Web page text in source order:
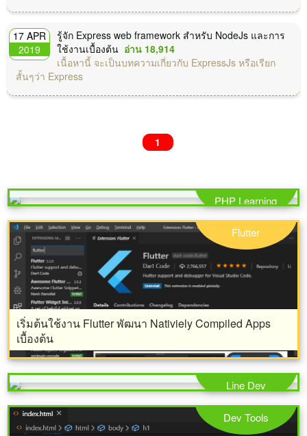
17 APR
2019
รู้จัก Express web framework สำหรับ NodeJs และการ
ใช้งานเบื้องต้น อ่าน 18,914
เนื้อหานี้ จะเป็นบทความเกี่ยวกับ ExpressJs หรือเรียก
สั้นๆว่า Express
1
เว็บไซต์ อย่างง่าย
PHP Learning
เริ่มต้นใช้งาน Flutter พัฒนา Nativiely Compiled Apps
เบื้องต้น
Flutter
แนวทางการใช้งาน LINE Login ในการล็อกอินผ่าน
เว็บไซต์หรือสมัครใช้บริการ
Line Dev
Dev Tools